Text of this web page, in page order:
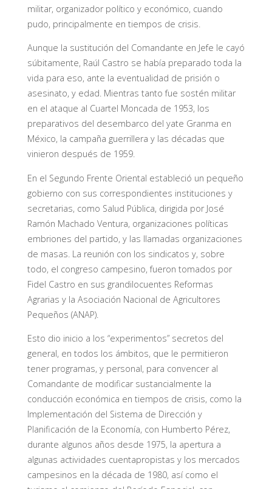
militar, organizador político y económico, cuando
pudo, principalmente en tiempos de crisis.
Aunque la sustitución del Comandante en Jefe le cayó
súbitamente, Raúl Castro se había preparado toda la
vida para eso, ante la eventualidad de prisión o
asesinato, y edad. Mientras tanto fue sostén militar
en el ataque al Cuartel Moncada de 1953, los
preparativos del desembarco del yate Granma en
México, la campaña guerrillera y las décadas que
vinieron después de 1959.
En el Segundo Frente Oriental estableció un pequeño
gobierno con sus correspondientes instituciones y
secretarias, como Salud Pública, dirigida por José
Ramón Machado Ventura, organizaciones políticas
embriones del partido, y las llamadas organizaciones
de masas. La reunión con los sindicatos y, sobre
todo, el congreso campesino, fueron tomados por
Fidel Castro en sus grandilocuentes Reformas
Agrarias y la Asociación Nacional de Agricultores
Pequeños (ANAP).
Esto dio inicio a los “experimentos” secretos del
general, en todos los ámbitos, que le permitieron
tener programas, y personal, para convencer al
Comandante de modificar sustancialmente la
conducción económica en tiempos de crisis, como la
Implementación del Sistema de Dirección y
Planificación de la Economía, con Humberto Pérez,
durante algunos años desde 1975, la apertura a
algunas actividades cuentapropistas y los mercados
campesinos en la década de 1980, así como el